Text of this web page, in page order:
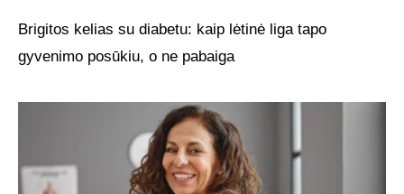
Brigitos kelias su diabetu: kaip lėtinė liga tapo
gyvenimo posūkiu, o ne pabaiga